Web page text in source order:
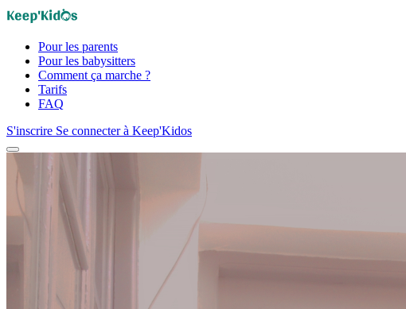
Pour les parents
Pour les babysitters
Comment ça marche ?
Tarifs
FAQ
S'inscrire Se connecter à Keep'Kidos